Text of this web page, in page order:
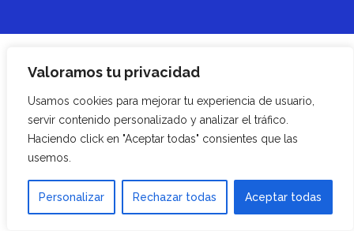
Valoramos tu privacidad
Usamos cookies para mejorar tu experiencia de usuario,
servir contenido personalizado y analizar el tráfico.
Haciendo click en "Aceptar todas" consientes que las
usemos.
Personalizar Rechazar todas Aceptar todas